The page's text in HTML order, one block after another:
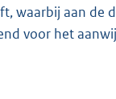
waarbij aan de
voor het